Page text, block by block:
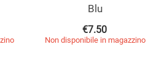
Blu
€7.50
Non disponibile in magazzino